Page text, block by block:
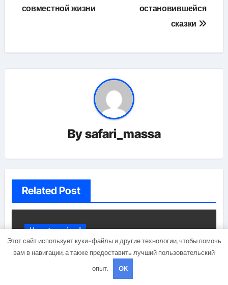
совместной жизни
остановившейся
сказки
Bysafari_massa
Related Post
Uncategorised
Этот сайт использует куки-файлы и другие технологии, чтобы помочь
вам в навигации, а также предоставить лучший пользовательский
опыт.
OK